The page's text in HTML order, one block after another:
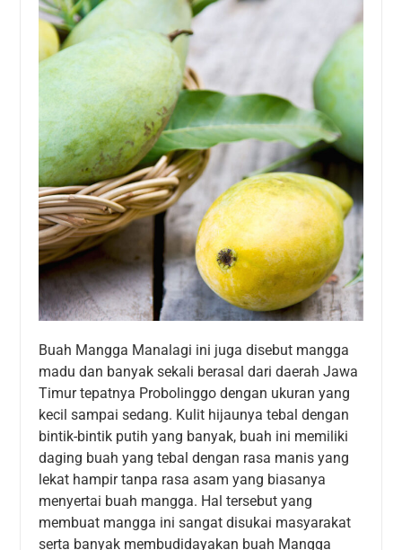
Buah Mangga Manalagi ini juga disebut mangga
madu dan banyak sekali berasal dari daerah Jawa
Timur tepatnya Probolinggo dengan ukuran yang
kecil sampai sedang. Kulit hijaunya tebal dengan
bintik-bintik putih yang banyak, buah ini memiliki
daging buah yang tebal dengan rasa manis yang
lekat hampir tanpa rasa asam yang biasanya
menyertai buah mangga. Hal tersebut yang
membuat mangga ini sangat disukai masyarakat
serta banyak membudidayakan buah Mangga